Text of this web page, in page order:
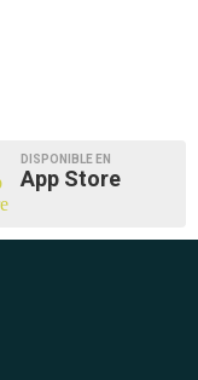
DISPONIBLE EN
App Store